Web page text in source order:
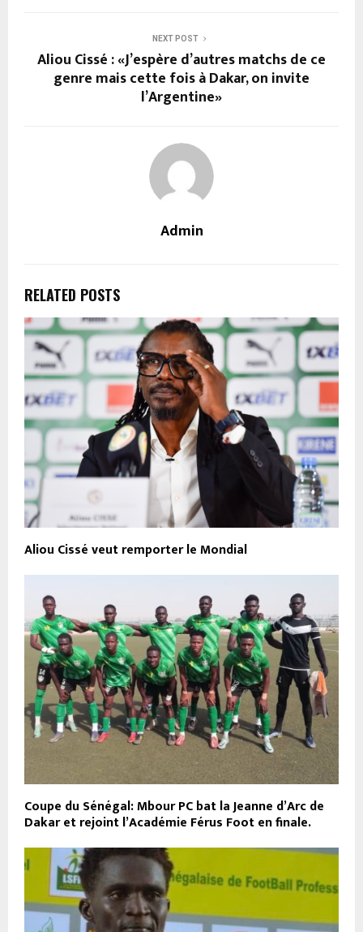
NEXT POST
Aliou Cissé : «J’espère d’autres matchs de ce
genre mais cette fois à Dakar, on invite
l’Argentine»
Admin
RELATED POSTS
Aliou Cissé veut remporter le Mondial
Coupe du Sénégal: Mbour PC bat la Jeanne d’Arc de
Dakar et rejoint l’Académie Férus Foot en finale.